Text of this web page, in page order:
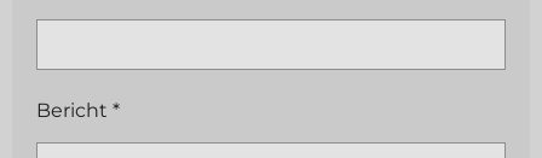
Bericht *